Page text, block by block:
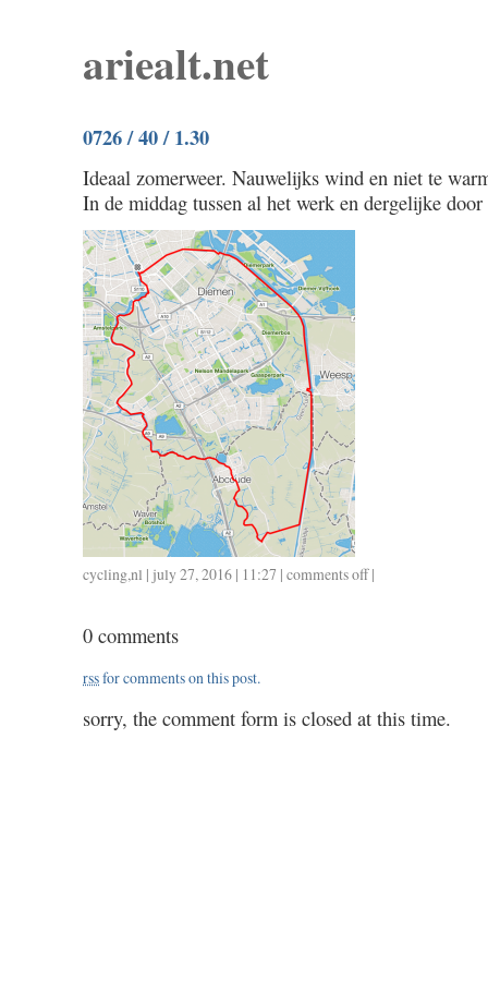
ariealt.net
0726 / 40 / 1.30
Ideaal zomerweer. Nauwelijks wind en niet te
In de middag tussen al het werk en dergelijke
cycling,nl | july 27, 2016 | 11:27 | comments offon
|
0 comments
rssfor comments on this post.
sorry, the comment form is closed at this time.